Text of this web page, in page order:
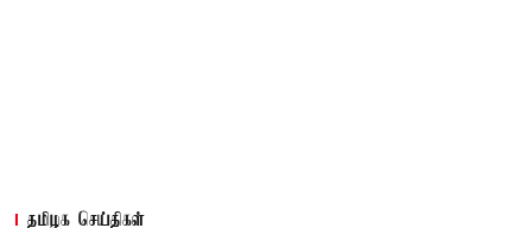
தமிழக செய்திகள்